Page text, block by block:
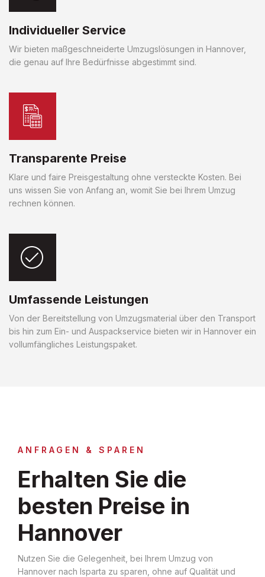
Individueller Service
Wir bieten maßgeschneiderte Umzugslösungen in Hannover,
die genau auf Ihre Bedürfnisse abgestimmt sind.
Transparente Preise
Klare und faire Preisgestaltung ohne versteckte Kosten. Bei
uns wissen Sie von Anfang an, womit Sie bei Ihrem Umzug
rechnen können.
Umfassende Leistungen
Von der Bereitstellung von Umzugsmaterial über den Transport
bis hin zum Ein- und Auspackservice bieten wir in Hannover ein
vollumfängliches Leistungspaket.
ANFRAGEN & SPAREN
Erhalten Sie die
besten Preise in
Hannover
Nutzen Sie die Gelegenheit, bei Ihrem Umzug von
Hannover nach Isparta zu sparen, ohne auf Qualität und